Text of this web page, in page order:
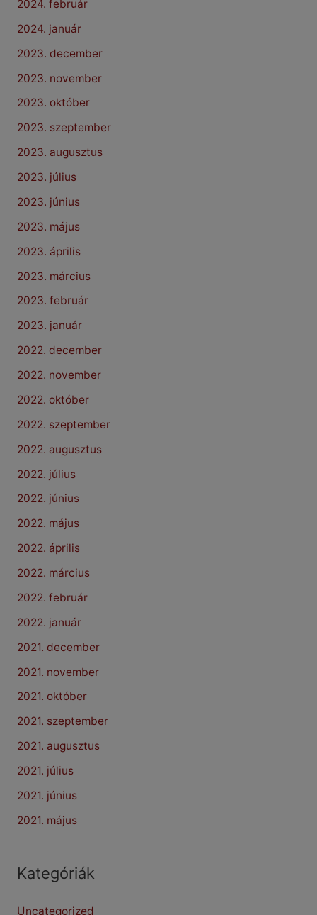
2024. február
2024. január
2023. december
2023. november
2023. október
2023. szeptember
2023. augusztus
2023. július
2023. június
2023. május
2023. április
2023. március
2023. február
2023. január
2022. december
2022. november
2022. október
2022. szeptember
2022. augusztus
2022. július
2022. június
2022. május
2022. április
2022. március
2022. február
2022. január
2021. december
2021. november
2021. október
2021. szeptember
2021. augusztus
2021. július
2021. június
2021. május
Kategóriák
Uncategorized